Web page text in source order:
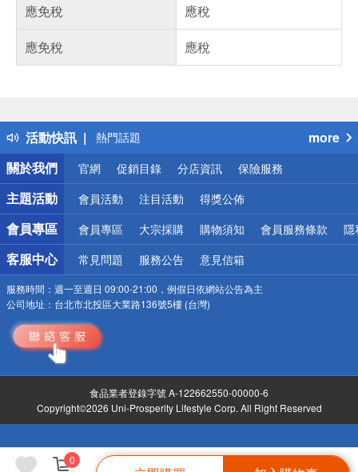
0
應免稅
應稅
應免稅
應稅
活動快訊
得獎公告
熱門話題
銀行優惠
偏遠地區配送
詐騙網頁！請小心！
more
關於我們
官網 促銷目錄 分店資訊 保險服務
主題活動 會員活動 注目活動 得獎公佈
會員專區 會員專區 大宗採購 購物須知 會員服務條款 隱
客服中心 常見問題 服務公告 意見信箱
服務時間： 週一至週日 09:00-21:00，例假日依網站公告為主
公司地址： 台北市北投區大業路136號5樓 (台灣)
食品業者登錄字號 A-122662550-00000-6
Copyright©2026 Uni-Prosperity Lifestyle Corp. All Right Reserved